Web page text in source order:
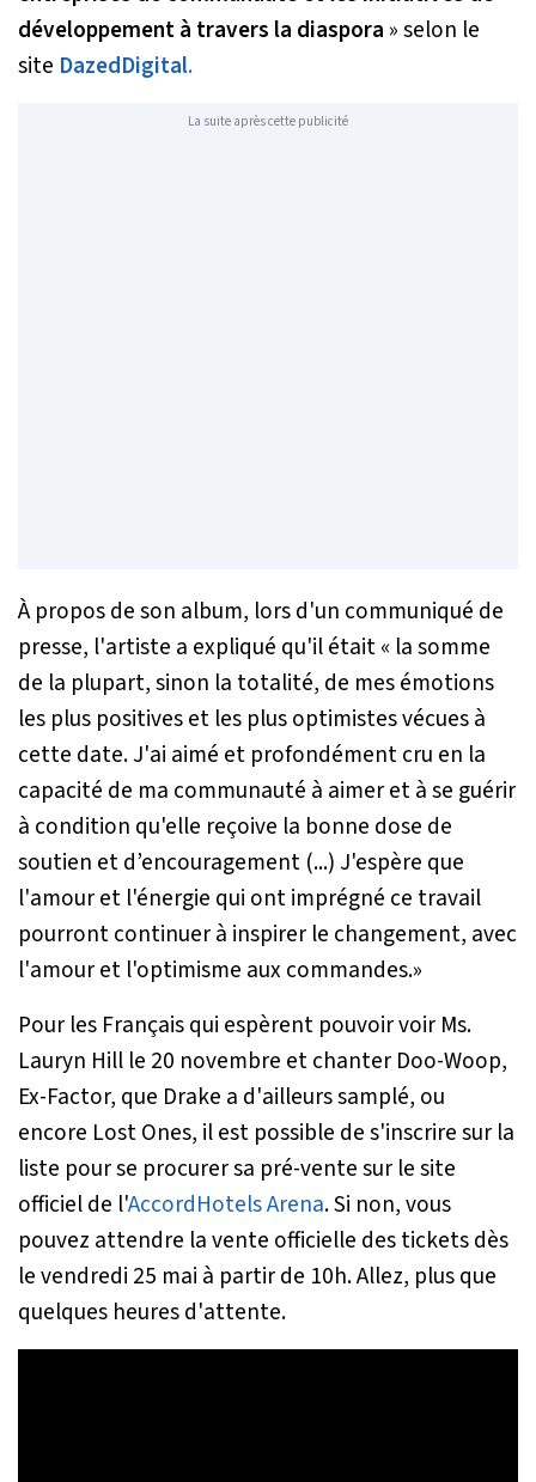
développement à travers la diaspora » selon le
site DazedDigital.
La suite après cette publicité
À propos de son album, lors d'un communiqué de
presse, l'artiste a expliqué qu'il était « la somme
de la plupart, sinon la totalité, de mes émotions
les plus positives et les plus optimistes vécues à
cette date. J'ai aimé et profondément cru en la
capacité de ma communauté à aimer et à se guérir
à condition qu'elle reçoive la bonne dose de
soutien et d’encouragement (...) J'espère que
l'amour et l'énergie qui ont imprégné ce travail
pourront continuer à inspirer le changement, avec
l'amour et l'optimisme aux commandes.»
Pour les Français qui espèrent pouvoir voir Ms.
Lauryn Hill le 20 novembre et chanter Doo-Woop,
Ex-Factor, que Drake a d'ailleurs samplé, ou
encore Lost Ones, il est possible de s'inscrire sur la
liste pour se procurer sa pré-vente sur le site
officiel de l'AccordHotels Arena. Si non, vous
pouvez attendre la vente officielle des tickets dès
le vendredi 25 mai à partir de 10h. Allez, plus que
quelques heures d'attente.